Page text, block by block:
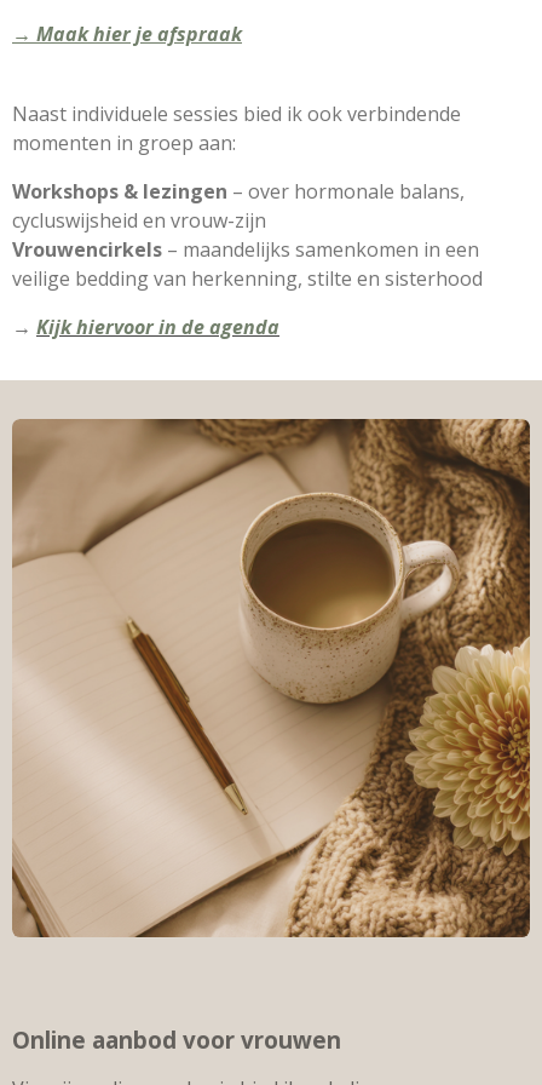
→ Maak hier je afspraak
Naast individuele sessies bied ik ook verbindende
momenten in groep aan:
Workshops & lezingen – over hormonale balans,
cycluswijsheid en vrouw-zijn
Vrouwencirkels – maandelijks samenkomen in een
veilige bedding van herkenning, stilte en sisterhood
→ Kijk hiervoor in de agenda
Online aanbod voor vrouwen